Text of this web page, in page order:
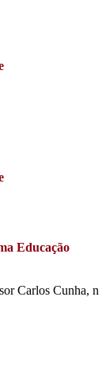
Educação
Carlos Cunha, n